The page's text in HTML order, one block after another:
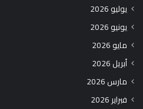
يوليو 2026
يونيو 2026
مايو 2026
أبريل 2026
مارس 2026
فبراير 2026